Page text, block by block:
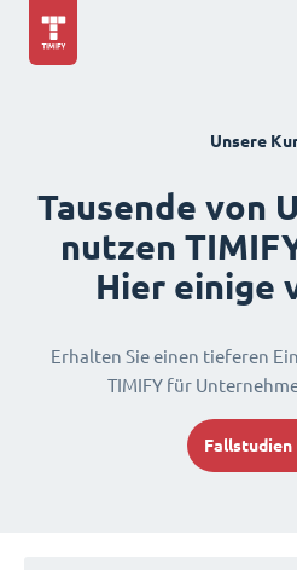
Unsere
Tausende von
nutzen
Hier einige
Erhalten Sie einen tieferen
TIMIFY für
Fallstudien